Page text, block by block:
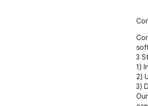
3
1)
2)
3)